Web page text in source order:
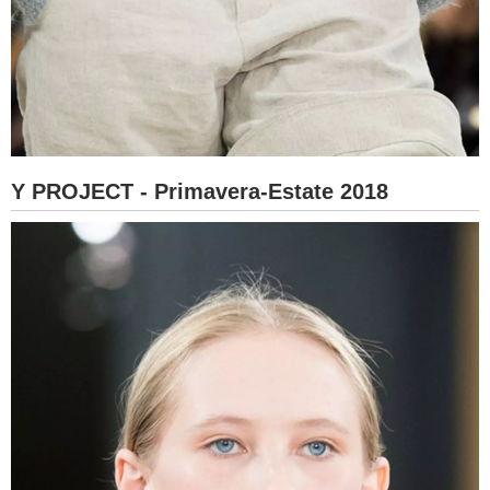
Y PROJECT - Primavera-Estate 2018